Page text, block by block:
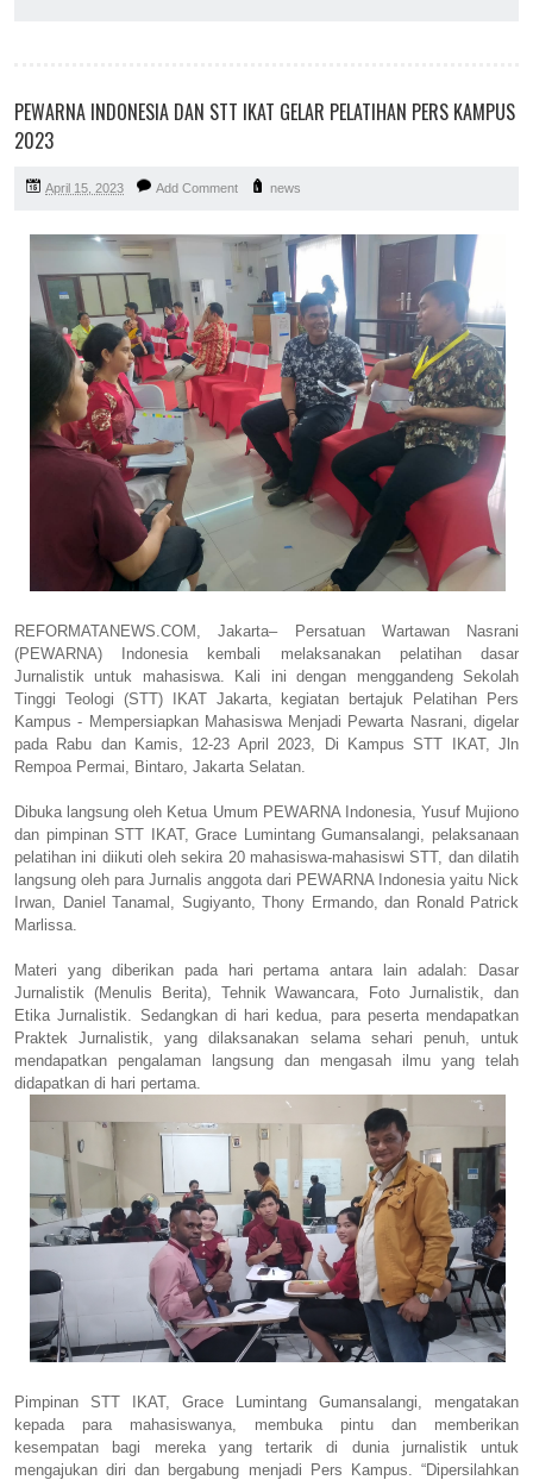
PEWARNA INDONESIA DAN STT IKAT GELAR PELATIHAN PERS KAMPUS
2023
April 15, 2023 Add Comment news
REFORMATANEWS.COM, Jakarta– Persatuan Wartawan Nasrani
(PEWARNA) Indonesia kembali melaksanakan pelatihan dasar
Jurnalistik untuk mahasiswa. Kali ini dengan menggandeng Sekolah
Tinggi Teologi (STT) IKAT Jakarta, kegiatan bertajuk Pelatihan Pers
Kampus - Mempersiapkan Mahasiswa Menjadi Pewarta Nasrani, digelar
pada Rabu dan Kamis, 12-23 April 2023, Di Kampus STT IKAT, Jln
Rempoa Permai, Bintaro, Jakarta Selatan.
Dibuka langsung oleh Ketua Umum PEWARNA Indonesia, Yusuf Mujiono
dan pimpinan STT IKAT, Grace Lumintang Gumansalangi, pelaksanaan
pelatihan ini diikuti oleh sekira 20 mahasiswa-mahasiswi STT, dan dilatih
langsung oleh para Jurnalis anggota dari PEWARNA Indonesia yaitu Nick
Irwan, Daniel Tanamal, Sugiyanto, Thony Ermando, dan Ronald Patrick
Marlissa.
Materi yang diberikan pada hari pertama antara lain adalah: Dasar
Jurnalistik (Menulis Berita), Tehnik Wawancara, Foto Jurnalistik, dan
Etika Jurnalistik. Sedangkan di hari kedua, para peserta mendapatkan
Praktek Jurnalistik, yang dilaksanakan selama sehari penuh, untuk
mendapatkan pengalaman langsung dan mengasah ilmu yang telah
didapatkan di hari pertama.
Pimpinan STT IKAT, Grace Lumintang Gumansalangi, mengatakan
kepada para mahasiswanya, membuka pintu dan memberikan
kesempatan bagi mereka yang tertarik di dunia jurnalistik untuk
mengajukan diri dan bergabung menjadi Pers Kampus. “Dipersilahkan